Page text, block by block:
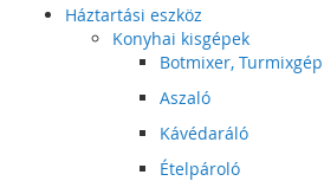
Háztartási eszköz
Konyhai kisgépek
Botmixer, Turmixgép
Aszaló
Kávédaráló
Ételpároló